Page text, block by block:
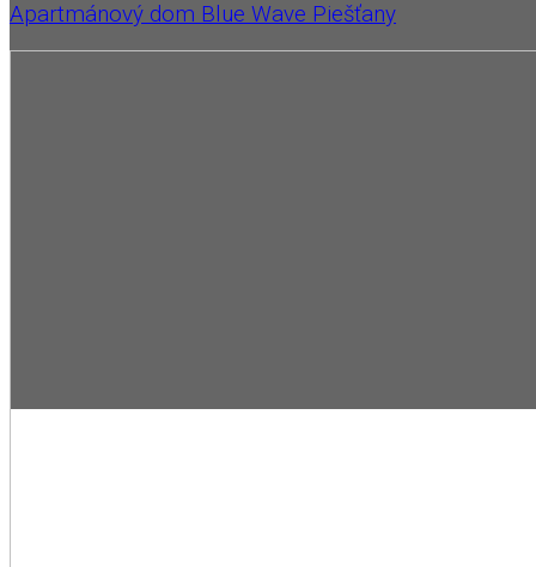
Apartmánový dom Blue Wave Piešťany